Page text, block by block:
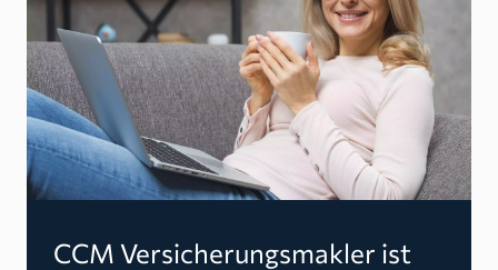
CCM Versicherungsmakler ist